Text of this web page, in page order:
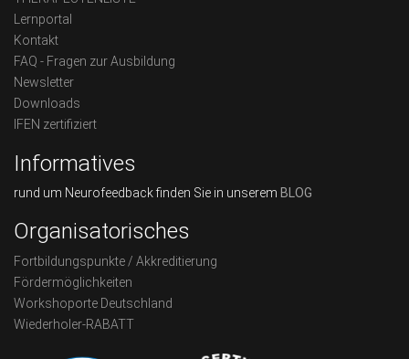
Lernportal
Kontakt
FAQ - Fragen zur Ausbildung
Newsletter
Downloads
IFEN zertifiziert
Informatives
rund um Neurofeedback finden Sie in unserem BLOG
Organisatorisches
Fortbildungspunkte / Akkreditierung
Fördermöglichkeiten
Workshoporte Deutschland
Wiederholer-RABATT